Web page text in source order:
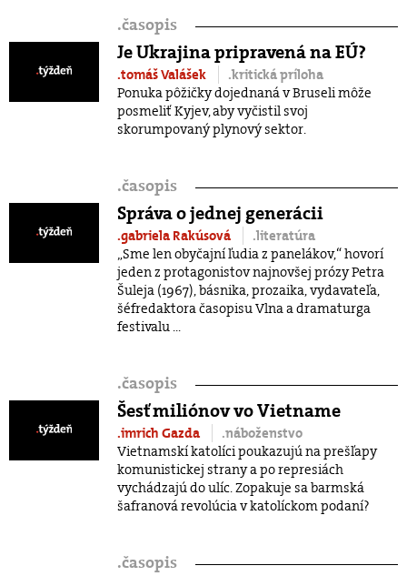
.časopis
Je Ukrajina pripravená na EÚ?
.tomáš Valášek
.kritická príloha
Ponuka pôžičky dojednaná v Bruseli môže
posmeliť Kyjev, aby vyčistil svoj
skorumpovaný plynový sektor.
.časopis
Správa o jednej generácii
.gabriela Rakúsová
.literatúra
„Sme len obyčajní ľudia z panelákov,“ hovorí
jeden z protagonistov najnovšej prózy Petra
Šuleja (1967), básnika, prozaika, vydavateľa,
šéfredaktora časopisu Vlna a dramaturga
festivalu ...
.časopis
Šesť miliónov vo Vietname
.imrich Gazda
.náboženstvo
Vietnamskí katolíci poukazujú na prešľapy
komunistickej strany a po represiách
vychádzajú do ulíc. Zopakuje sa barmská
šafranová revolúcia v katolíckom podaní?
.časopis